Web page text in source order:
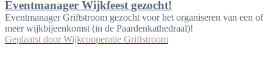
Eventmanager Wijkfeest gezocht!
Eventmanager Griftstroom gezocht voor het organiseren van een of
meer wijkbijeenkomst (in de Paardenkathedraal)!
Geplaatst door Wijkcooperatie Griftstroom